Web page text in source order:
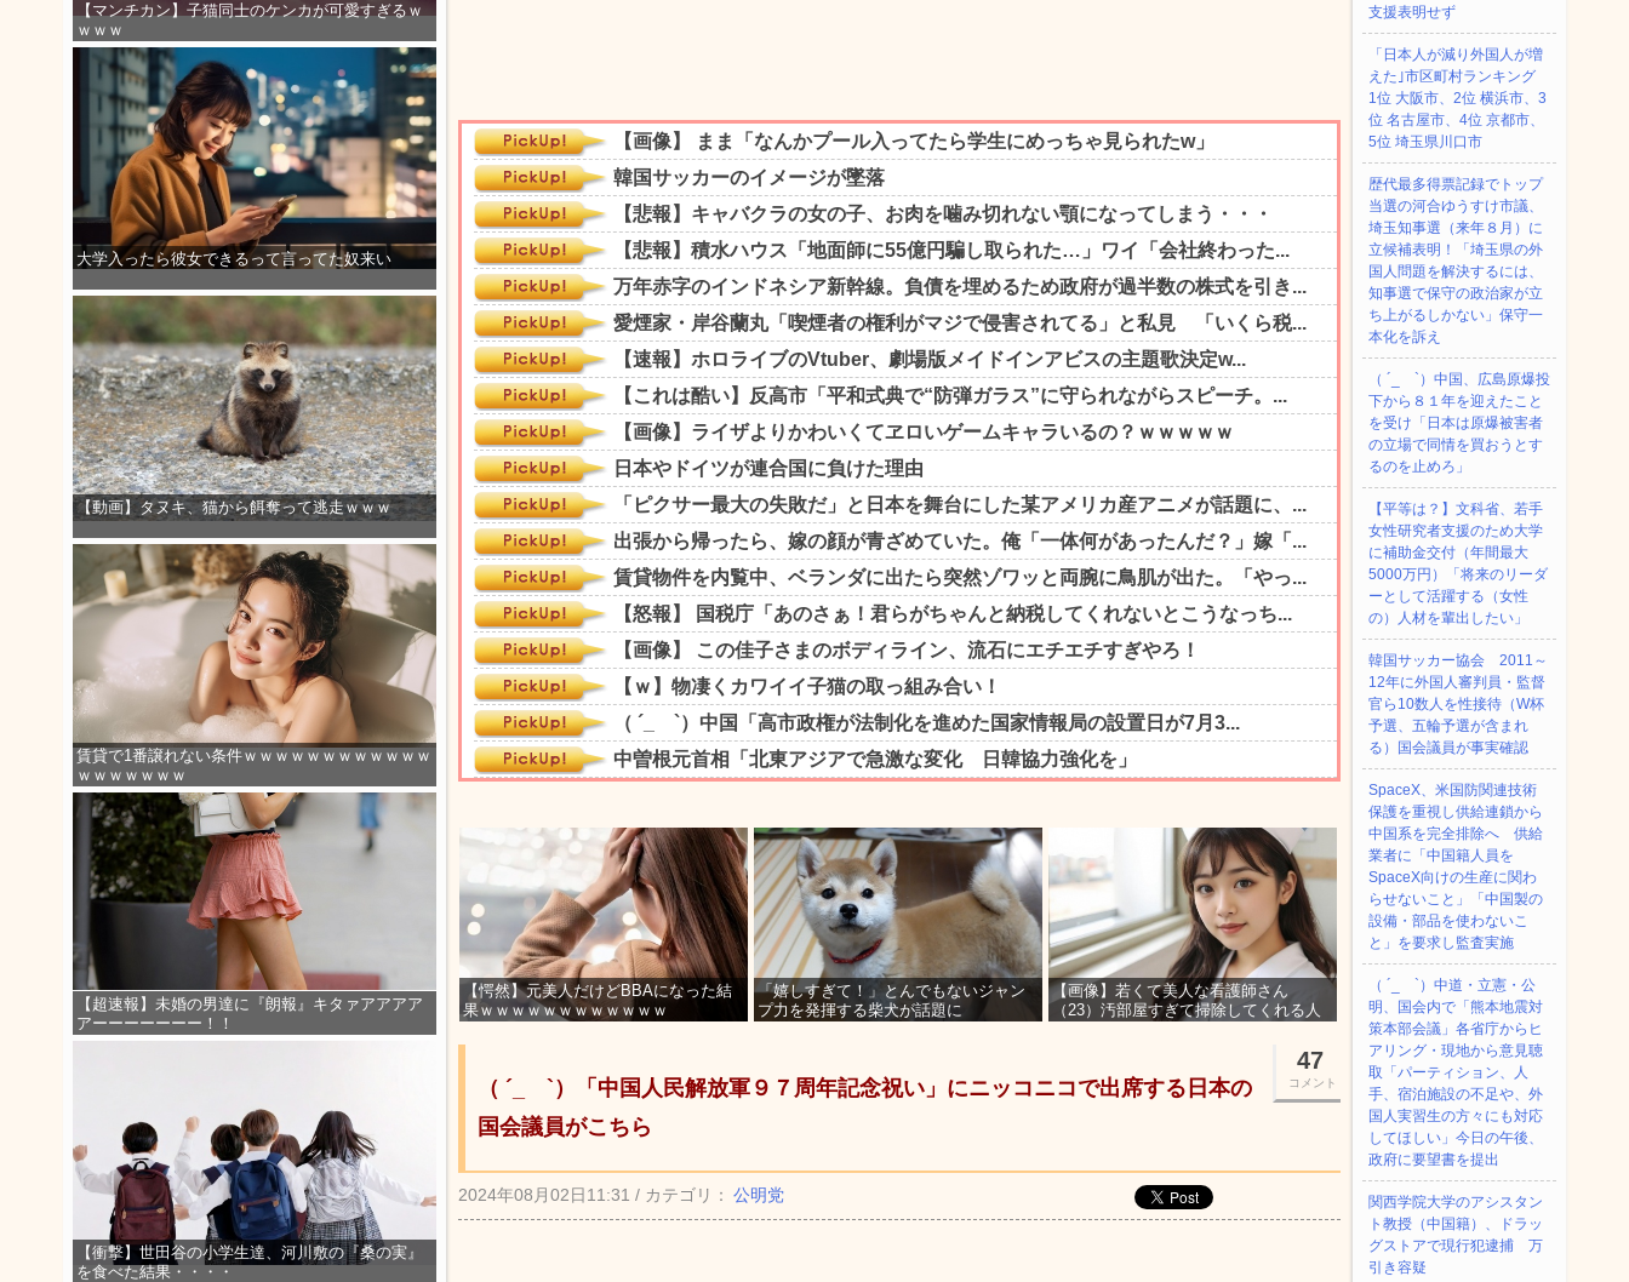
【マンチカン】子猫同士のケンカが可愛すぎるｗ
ｗｗｗ
大学入ったら彼女できるって言ってた奴来い
【動画】タヌキ、猫から餌奪って逃走ｗｗｗ
賃貸で1番譲れない条件ｗｗｗｗｗｗｗｗｗｗｗｗ
ｗｗｗｗｗｗｗ
【超速報】未婚の男達に『朗報』キタァアアアア
アーーーーーーー！！
【衝撃】世田谷の小学生達、河川敷の『桑の実』
を食べた結果・・・・
【愕然】元美人だけどBBAになった結
果ｗｗｗｗｗｗｗｗｗｗｗｗ
「嬉しすぎて！」とんでもないジャン
プ力を発揮する柴犬が話題に
【画像】若くて美人な看護師さん
（23）汚部屋すぎて掃除してくれる人
47
コメント
（ ´_ゝ`）「中国人民解放軍９７周年記念祝い」にニッコニコで出席する日本の
国会議員がこちら
2024年08月02日11:31 / カテゴリ： 公明党
支援表明せず
「日本人が減り外国人が増
えた｣市区町村ランキング
1位 大阪市、2位 横浜市、3
位 名古屋市、4位 京都市、
5位 埼玉県川口市
歴代最多得票記録でトップ
当選の河合ゆうすけ市議、
埼玉知事選（来年８月）に
立候補表明！「埼玉県の外
国人問題を解決するには、
知事選で保守の政治家が立
ち上がるしかない」保守一
本化を訴え
（ ´_ゝ`）中国、広島原爆投
下から８１年を迎えたこと
を受け「日本は原爆被害者
の立場で同情を買おうとす
るのを止めろ」
【平等は？】文科省、若手
女性研究者支援のため大学
に補助金交付（年間最大
5000万円）「将来のリーダ
ーとして活躍する（女性
の）人材を輩出したい」
韓国サッカー協会 2011～
12年に外国人審判員・監督
官ら10数人を性接待（W杯
予選、五輪予選が含まれ
る）国会議員が事実確認
SpaceX、米国防関連技術
保護を重視し供給連鎖から
中国系を完全排除へ 供給
業者に「中国籍人員を
SpaceX向けの生産に関わ
らせないこと」「中国製の
設備・部品を使わないこ
と」を要求し監査実施
（ ´_ゝ`）中道・立憲・公
明、国会内で「熊本地震対
策本部会議」各省庁からヒ
アリング・現地から意見聴
取「パーティション、人
手、宿泊施設の不足や、外
国人実習生の方々にも対応
してほしい」今日の午後、
政府に要望書を提出
関西学院大学のアシスタン
ト教授（中国籍）、ドラッ
グストアで現行犯逮捕 万
引き容疑